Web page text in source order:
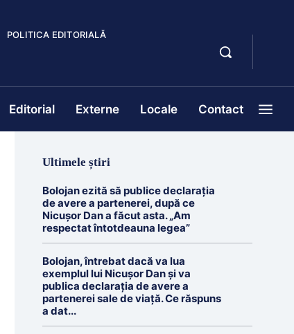
POLITICA EDITORIALĂ
Editorial Externe Locale Contact
Ultimele știri
Bolojan ezită să publice declarația
de avere a partenerei, după ce
Nicușor Dan a făcut asta. „Am
respectat întotdeauna legea”
Bolojan, întrebat dacă va lua
exemplul lui Nicușor Dan și va
publica declarația de avere a
partenerei sale de viață. Ce răspuns
a dat...